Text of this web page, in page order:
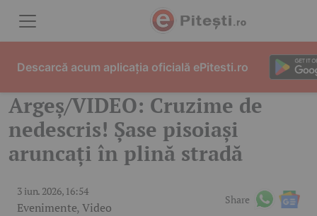
Argeș/VIDEO: Cruzime de
nedescris! Șase pisoiași
aruncați în plină stradă
3 iun. 2026, 16:54
Evenimente,Video
Share
Descarcă acum aplicația oficială ePitesti.ro